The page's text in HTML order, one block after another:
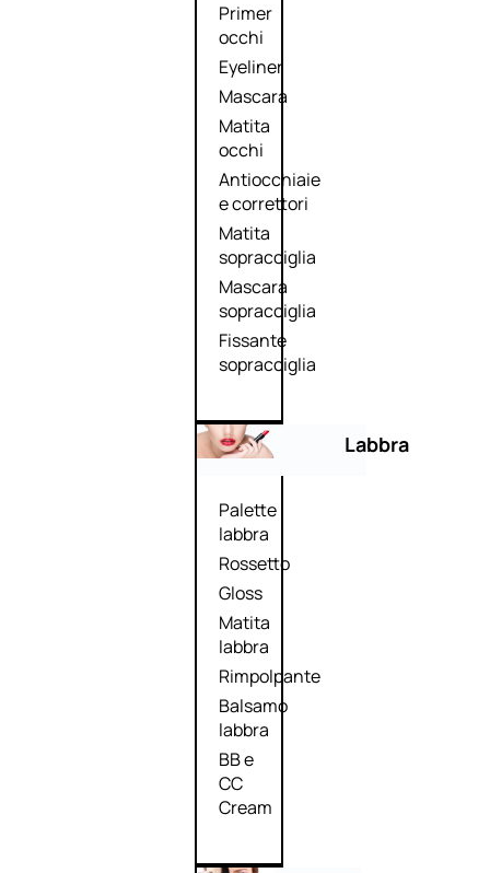
Primer
occhi
Eyeliner
Mascara
Matita
occhi
Antiocchiaie
e correttori
Matita
sopracciglia
Mascara
sopracciglia
Fissante
sopracciglia
Labbra
Palette
labbra
Rossetto
Gloss
Matita
labbra
Rimpolpante
Balsamo
labbra
BB e
CC
Cream